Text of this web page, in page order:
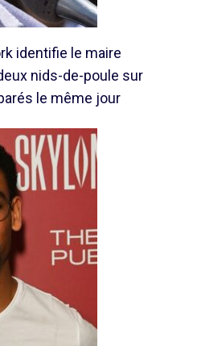
identifie le maire
nids-de-poule sur
le même jour